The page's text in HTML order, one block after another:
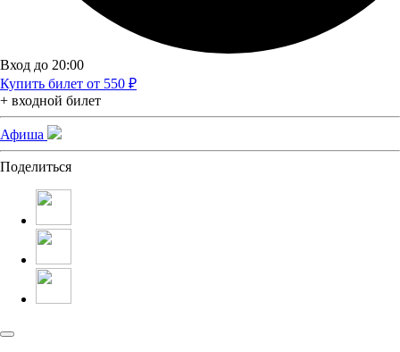
Вход до 20:00
Купить билет от 550 ₽
+ входной билет
Афиша
Поделиться